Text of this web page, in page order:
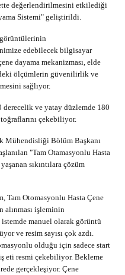
değerlendirilmesini etkilediği
Sistemi" geliştirildi.
görüntülerinin
edebilecek bilgisayar
dayama mekanizması, elde
ölçümlerin güvenilirlik ve
sağlıyor.
ve yatay düzlemde 180
çekebiliyor.
Mühendisliği Bölüm Başkanı
"Tam Otamasyonlu Hasta
sıkıntılara çözüm
Tam Otomasyonlu Hasta Çene
alınması işleminin
manuel olarak görüntü
ve resim sayısı çok azdı.
olduğu için sadece start
eti resmi çekebiliyor. Bekleme
gerçekleşiyor. Çene